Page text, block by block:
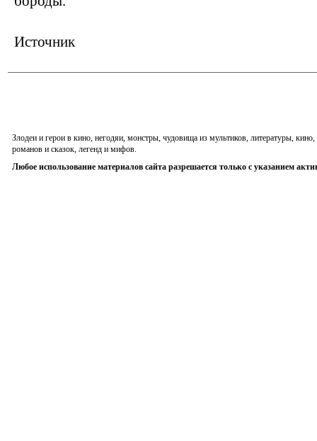
Источник
Злодеи и герои в кино, негодяи, монстры, чудовища из мультиков, литературы,
романов и сказок, легенд и мифов.
Любое использование материалов сайта разрешается только с указанием